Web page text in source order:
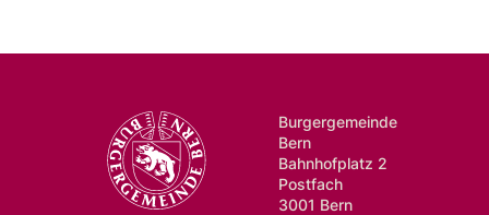
Burgergemeinde
Bern
Bahnhofplatz 2
Postfach
3001 Bern